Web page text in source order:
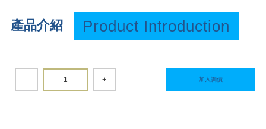
產品介紹 Product Introduction
- + 加入詢價